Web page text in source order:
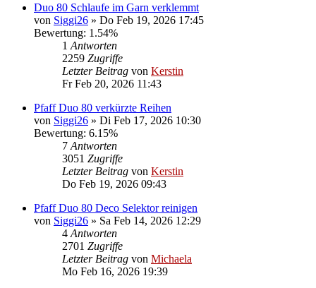
Duo 80 Schlaufe im Garn verklemmt
von Siggi26 » Do Feb 19, 2026 17:45
Bewertung: 1.54%
1 Antworten
2259 Zugriffe
Letzter Beitrag von Kerstin
Fr Feb 20, 2026 11:43
Pfaff Duo 80 verkürzte Reihen
von Siggi26 » Di Feb 17, 2026 10:30
Bewertung: 6.15%
7 Antworten
3051 Zugriffe
Letzter Beitrag von Kerstin
Do Feb 19, 2026 09:43
Pfaff Duo 80 Deco Selektor reinigen
von Siggi26 » Sa Feb 14, 2026 12:29
4 Antworten
2701 Zugriffe
Letzter Beitrag von Michaela
Mo Feb 16, 2026 19:39